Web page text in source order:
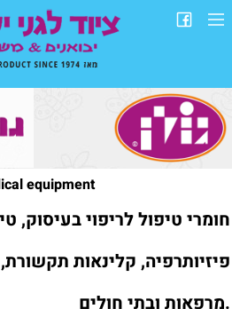
equipment
חומרי טיפול לריפוי בעיסוק,
פיזיותרפיה, קלינאות
.מרפאות ובתי חולים